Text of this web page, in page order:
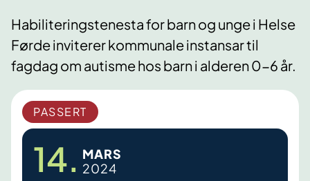
Habiliteringstenesta for barn og unge i Helse
Førde inviterer kommunale instansar til
fagdag om autisme hos barn i alderen 0-6 år.
PASSERT
14. MARS
2024